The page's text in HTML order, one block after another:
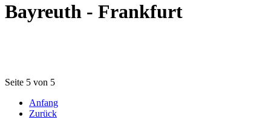
Bayreuth - Frankfurt
Seite 5 von 5
Anfang
Zurück